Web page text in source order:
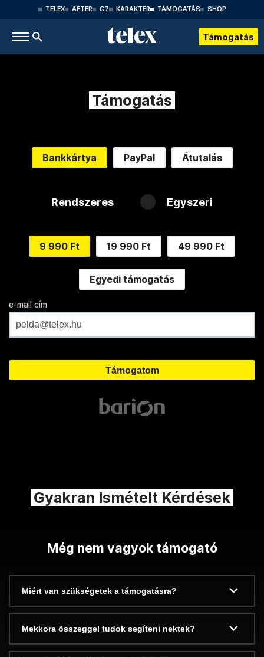
TELEX AFTER G7 KARAKTER TÁMOGATÁS SHOP
Támogatás
Támogatás
Bankkártya PayPal Átutalás
Rendszeres Egyszeri
9 990 Ft 19 990 Ft 49 990 Ft
Egyedi támogatás
e-mail cím
Gyakran Ismételt Kérdések
Még nem vagyok támogató
Miért van szükségetek a támogatásra?
Mekkora összeggel tudok segíteni nektek?